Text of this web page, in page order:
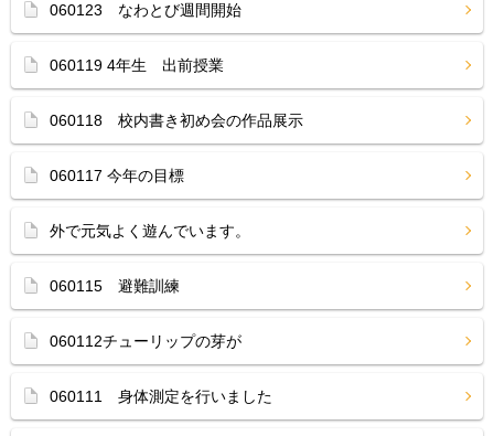
060123 なわとび週間開始
060119 4年生 出前授業
060118 校内書き初め会の作品展示
060117 今年の目標
外で元気よく遊んでいます。
060115 避難訓練
060112チューリップの芽が
060111 身体測定を行いました